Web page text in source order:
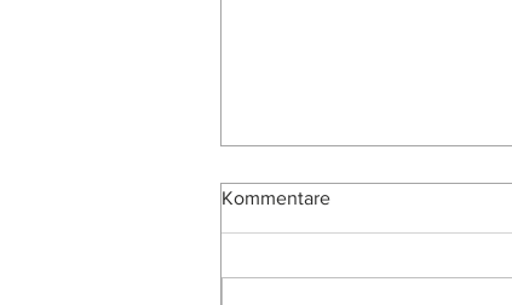
Kommentare